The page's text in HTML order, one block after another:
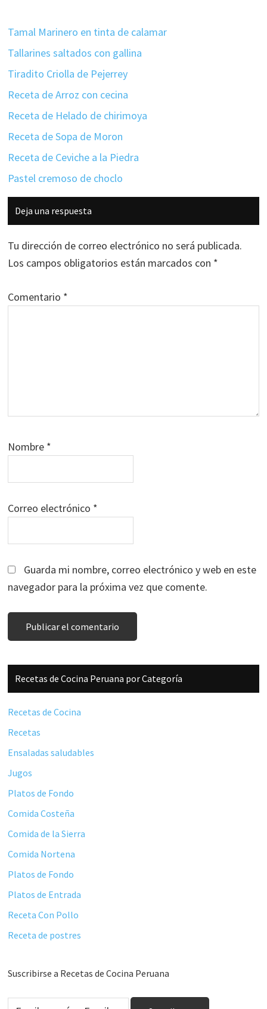
Tamal Marinero en tinta de calamar
Tallarines saltados con gallina
Tiradito Criolla de Pejerrey
Receta de Arroz con cecina
Receta de Helado de chirimoya
Receta de Sopa de Moron
Receta de Ceviche a la Piedra
Pastel cremoso de choclo
Interacciones
con
los
lectores
Deja una respuesta
Tu dirección de correo electrónico no será publicada.
Los campos obligatorios están marcados con *
Comentario *
Nombre *
Correo electrónico *
Guarda mi nombre, correo electrónico y web en este
navegador para la próxima vez que comente.
Barra
lateral
principal
Recetas de Cocina Peruana por Categoría
Recetas de Cocina
Recetas
Ensaladas saludables
Jugos
Platos de Fondo
Comida Costeña
Comida de la Sierra
Comida Nortena
Platos de Fondo
Platos de Entrada
Receta Con Pollo
Receta de postres
Suscribirse a Recetas de Cocina Peruana